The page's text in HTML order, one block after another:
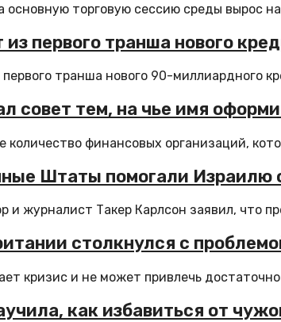
основную торговую сессию среды вырос
первого транша нового
транша нового 90-миллиардного
совет тем, на чье имя
количество финансовых организаций,
Штаты помогали Израилю
и журналист Такер Карлсон заявил, что
столкнулся с
кризис и не может привлечь
как избавиться от